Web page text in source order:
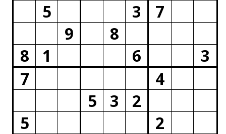
5
3
7
9
8
8
1 6
3
7
4
5
3
2
5
2